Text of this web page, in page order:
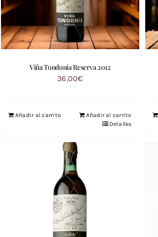
Viña Tondonia Reserva 2012
36,00€
Añadir al carrito
Añadir al carrito
Detalles